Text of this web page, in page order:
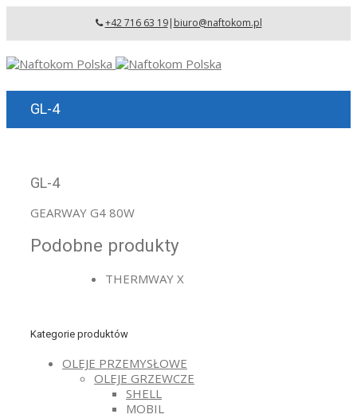
+42 716 63 19| biuro@naftokom.pl
GL-4
GL-4
GEARWAY G4 80W
Podobne produkty
THERMWAY X
Kategorie produktów
OLEJE PRZEMYSŁOWE
OLEJE GRZEWCZE
SHELL
MOBIL